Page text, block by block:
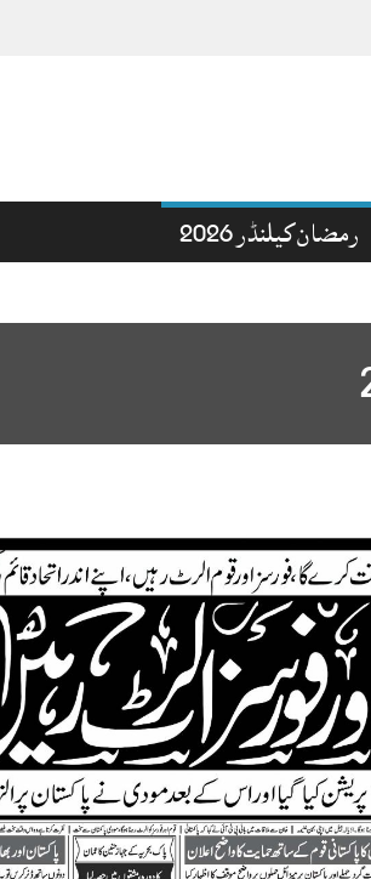
رمضان کیلنڈر 2026